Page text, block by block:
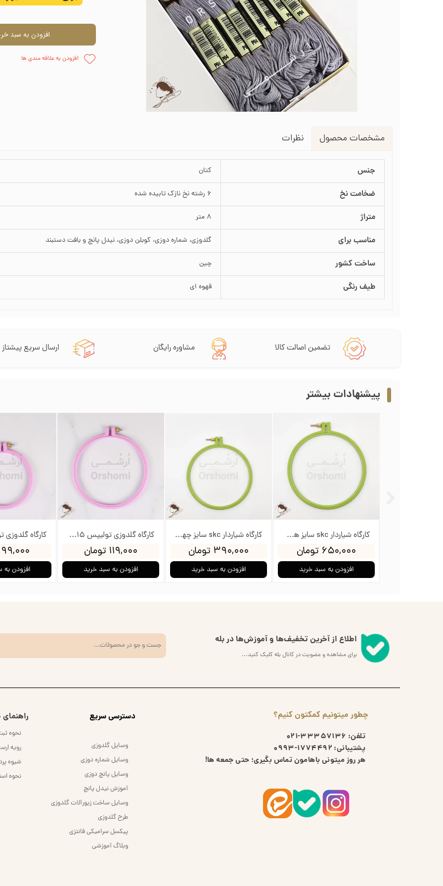
لوازم انتقال طرح روی پارچه
طرح خام نیدل پانچ
طرح گلدوزی
جعبه نظم دهنده
جاسوزنی و نگهدارنده سوزن
زیورآلات گلدوزی
قیچی شماره دوزی
جعبه نظم دهنده
جاسوزنی
چسب
افزودن به سبد
افزودن به علاقه مندی ها
مشخصات محصول نظرات
جنس کتان
ضخامت نخ 6 رشته نخ نازک تابیده شده
متراژ 8 متر
مناسب برای گلدوزی، شماره دوزی، کوبلن دوزی، نیدل پانچ و بافت دستبند
ساخت کشور چین
طیف رنگی قهوه ای
تضمین اصالت کالا مشاوره رایگان ارسال سریع پیشتاز
۹۹,۰۰۰ تومان
افزودن به
کارگاه گلدوزی تولیپس 15سانت
۱۱۹,۰۰۰ تومان
افزودن به سبد خرید
کارگاه شیاردار skc سایز چهار - قطر داخلی 15.2cm
۳۹۰,۰۰۰ تومان
افزودن به سبد خرید
کارگاه شیاردار skc سایز هشت - قطر داخلی 25.4cm
۶۵۰,۰۰۰ تومان
افزودن به سبد خرید
پیشنهادات بیشتر
چطور میتونیم کمکتون کنیم؟
تلفن: 33357136-021
پشتیبانی: 1774492-0993
هر روز میتونی باهامون تماس بگیری؛ حتی جمعه ها!
نحوه
رویه
شیوه
نحوه
اطلاع از آخرین تخفیف‌ها و آموزش‌ها در بله
برای مشاهده و عضویت در کانال بله کلیک کنید...
​دسترسی سریع
وسایل گلدوزی
وسایل شماره دوزی
وسایل پانچ دوزی
آموزش نیدل پانچ
وسایل ساخت زیورآلات گلدوزی
طرح گلدوزی
پیکسل سرامیکی فانتزی
وبلاگ آموزشی